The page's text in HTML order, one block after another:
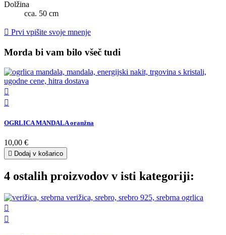
Dolžina
cca. 50 cm
 Prvi vpišite svoje mnenje
Morda bi vam bilo všeč tudi


OGRLICA MANDALA oranžna
10,00 €
 Dodaj v košarico
4 ostalih proizvodov v isti kategoriji:

